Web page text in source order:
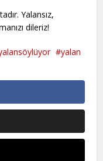
Yalansız,
dileriz!
yalan